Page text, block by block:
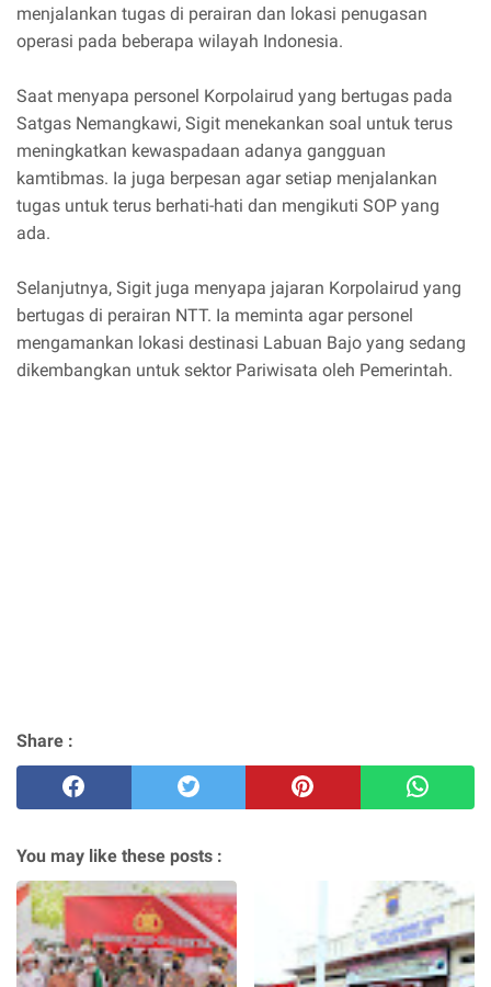
menjalankan tugas di perairan dan lokasi penugasan
operasi pada beberapa wilayah Indonesia.
Saat menyapa personel Korpolairud yang bertugas pada
Satgas Nemangkawi, Sigit menekankan soal untuk terus
meningkatkan kewaspadaan adanya gangguan
kamtibmas. Ia juga berpesan agar setiap menjalankan
tugas untuk terus berhati-hati dan mengikuti SOP yang
ada.
Selanjutnya, Sigit juga menyapa jajaran Korpolairud yang
bertugas di perairan NTT. Ia meminta agar personel
mengamankan lokasi destinasi Labuan Bajo yang sedang
dikembangkan untuk sektor Pariwisata oleh Pemerintah.
Share :
You may like these posts :